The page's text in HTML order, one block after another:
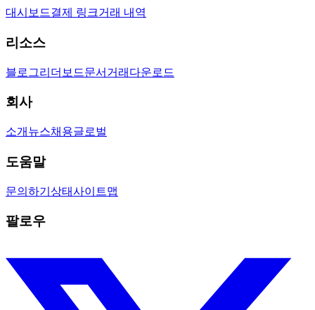
대시보드결제 링크거래 내역
리소스
블로그리더보드문서 거래 다운로드
회사
소개 뉴스채용글로벌
도움말
문의하기 상태사이트맵
팔로우